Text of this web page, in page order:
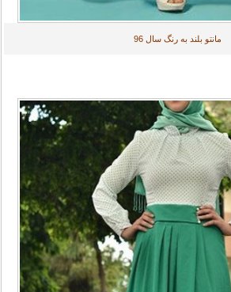
مانتو بلند به رنگ سال 96